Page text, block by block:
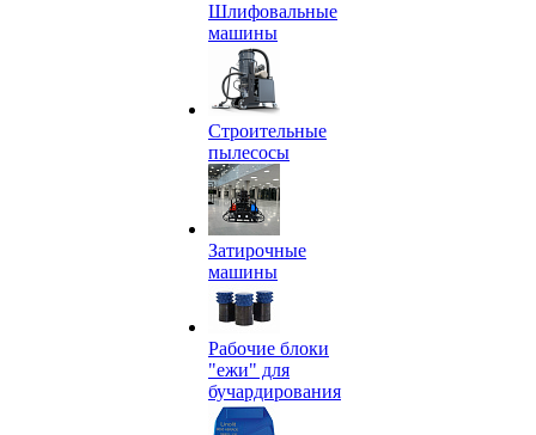
Шлифовальные
машины
Строительные
пылесосы
Затирочные
машины
Рабочие блоки
"ежи" для
бучардирования